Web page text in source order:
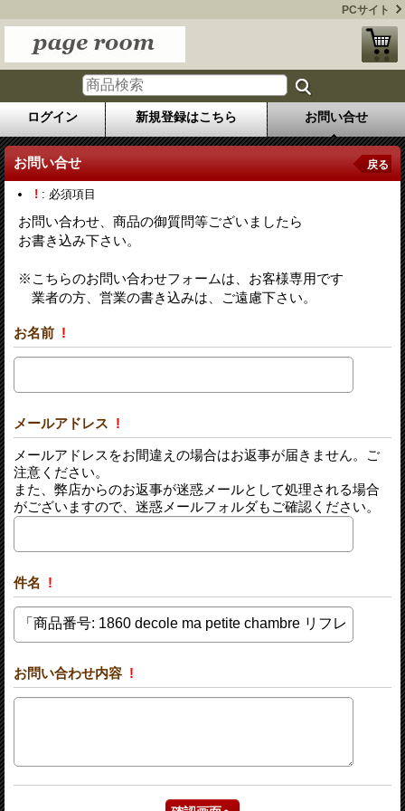
PCサイト
ログイン 新規登録はこちら お問い合せ
お問い合せ 戻る
! : 必須項目
お問い合わせ、商品の御質問等ございましたら
お書き込み下さい。
※こちらのお問い合わせフォームは、お客様専用です
業者の方、営業の書き込みは、ご遠慮下さい。
お名前 !
メールアドレス !
メールアドレスをお間違えの場合はお返事が届きません。ご
注意ください。
また、弊店からのお返事が迷惑メールとして処理される場合
がございますので、迷惑メールフォルダもご確認ください。
件名 !
お問い合わせ内容 !